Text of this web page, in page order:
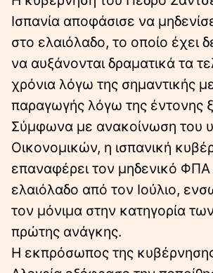
Ισπανία αποφάσισε να
στο ελαιόλαδο, το οποίο έχει
να αυξάνονται δραματικά τα
χρόνια λόγω της σημαντικής
παραγωγής λόγω της έντονης
Σύμφωνα με ανακοίνωση του
Οικονομικών, η ισπανική
επαναφέρει τον μηδενικό ΦΠΑ
ελαιόλαδο από τον Ιούλιο,
τον μόνιμα στην κατηγορία
πρώτης ανάγκης.
Η εκπρόσωπος της